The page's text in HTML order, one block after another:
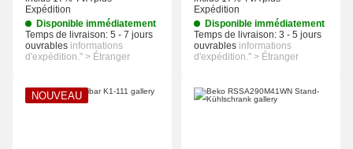
Expédition
Disponible immédiatement
Temps de livraison: 5 - 7 jours
ouvrables informations
d'expédition." > Étranger
Expédition
Disponible immédiatement
Temps de livraison: 3 - 5 jours
ouvrables informations
d'expédition." > Étranger
NOUVEAU